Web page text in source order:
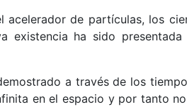
de partículas, los
existencia ha sido
a través de los
en el espacio y por tanto